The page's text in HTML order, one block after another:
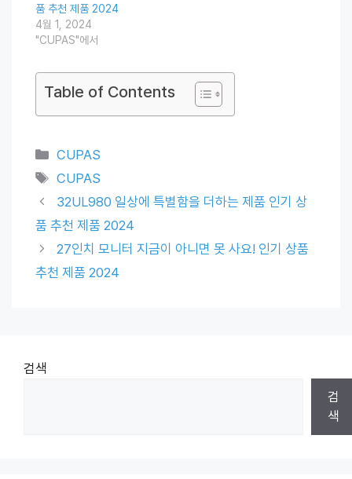
품 추천 제품 2024
4월 1, 2024
"CUPAS"에서
Table of Contents
Categories
CUPAS
Tags
CUPAS
32UL980 일상에 특별함을 더하는 제품 인기 상
품 추천 제품 2024
27인치 모니터 지금이 아니면 못 사요! 인기 상품
추천 제품 2024
검색
검
색